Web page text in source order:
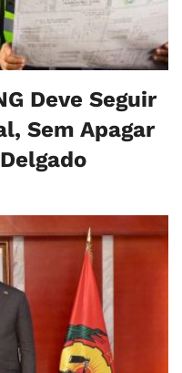
Deve Seguir
Sem Apagar